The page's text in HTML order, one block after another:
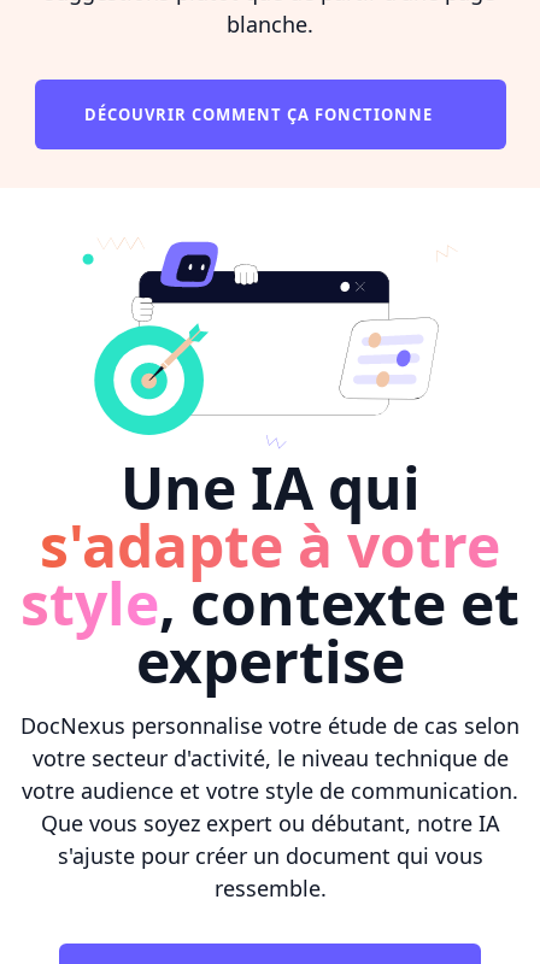
blanche.
DÉCOUVRIR COMMENT ÇA FONCTIONNE
Une IA qui
s'adapte à votre
style, contexte et
expertise
DocNexus personnalise votre étude de cas selon
votre secteur d'activité, le niveau technique de
votre audience et votre style de communication.
Que vous soyez expert ou débutant, notre IA
s'ajuste pour créer un document qui vous
ressemble.